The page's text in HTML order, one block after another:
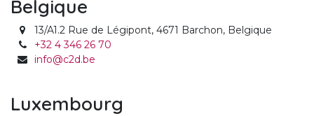
Belgique
13/A1.2 Rue de Légipont, 4671 Barchon, Belgique
+32 4 346 26 70
info@c2d.be
Luxembourg